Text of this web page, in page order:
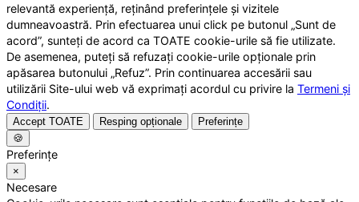
relevantă experiență, reținând preferințele și vizitele
dumneavoastră. Prin efectuarea unui click pe butonul „Sunt de
acord”, sunteți de acord ca TOATE cookie-urile să fie utilizate.
De asemenea, puteți să refuzați cookie-urile opționale prin
apăsarea butonului „Refuz”. Prin continuarea accesării sau
utilizării Site-ului web vă exprimați acordul cu privire la Termeni și
Condiții.
Accept TOATE Resping opționale
Preferințe
🍪
Preferințe
×
Necesare